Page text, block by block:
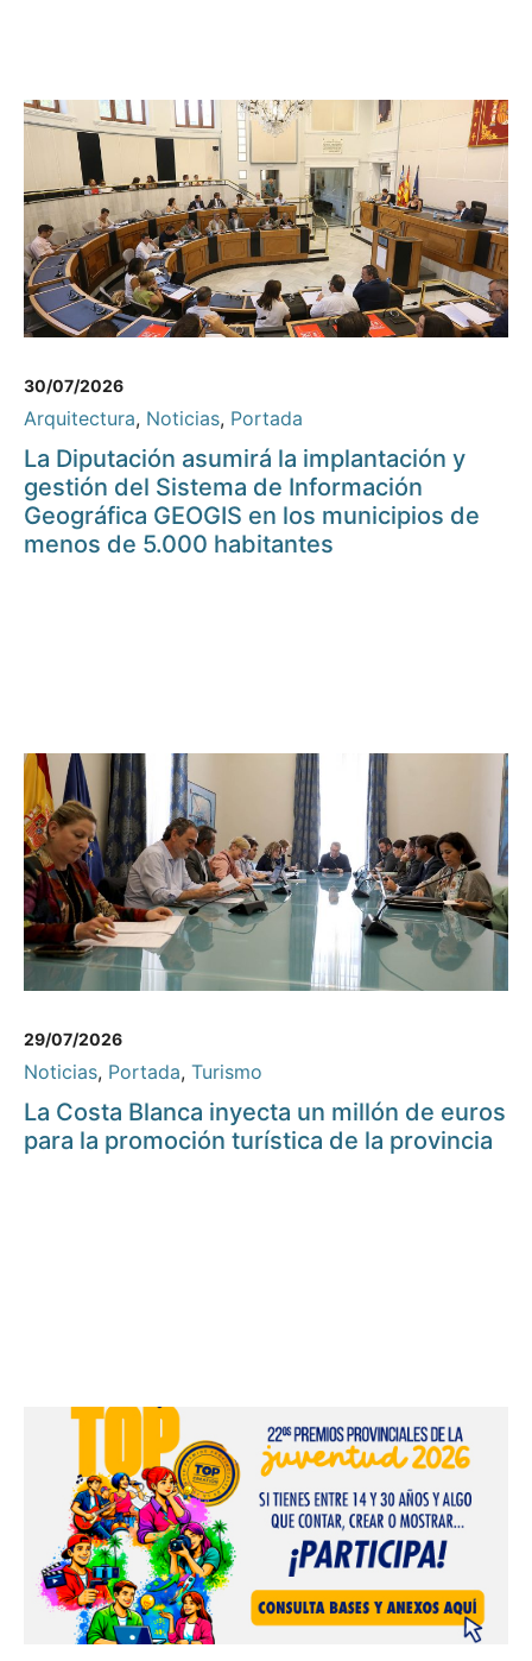
30/07/2026
Arquitectura, Noticias, Portada
La Diputación asumirá la implantación y
gestión del Sistema de Información
Geográfica GEOGIS en los municipios de
menos de 5.000 habitantes
29/07/2026
Noticias, Portada, Turismo
La Costa Blanca inyecta un millón de euros
para la promoción turística de la provincia